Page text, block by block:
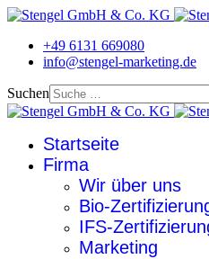
+49 6131 669080
info@stengel-marketing.de
Suchen
Startseite
Firma
Wir über uns
Bio-
IFS-
Marketing